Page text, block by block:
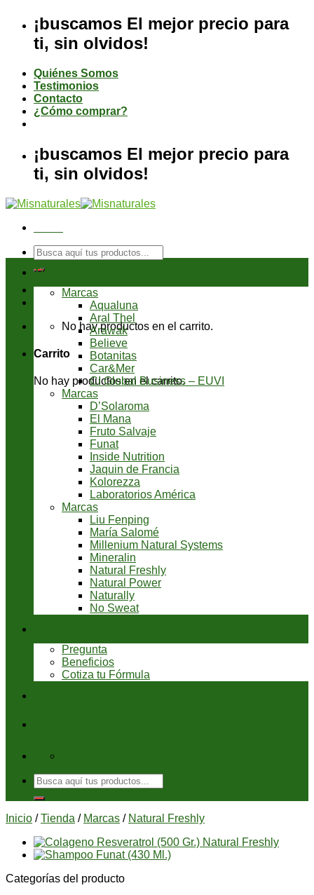
contenido
¡buscamos El mejor precio para
ti, sin olvidos!
Quiénes Somos
Testimonios
Contacto
¿Cómo comprar?
¡buscamos El mejor precio para
ti, sin olvidos!
Buscar
por:
No hay productos en el carrito.
Carrito
No hay productos en el carrito.
Tienda
Marcas
Aqualuna
Aral Thel
Arawak
Believe
Botanitas
Car&Mer
CI Global Business – EUVI
Marcas
D’Solaroma
El Mana
Fruto Salvaje
Funat
Inside Nutrition
Jaquin de Francia
Kolorezza
Laboratorios América
Marcas
Liu Fenping
María Salomé
Millenium Natural Systems
Mineralin
Natural Freshly
Natural Power
Naturally
No Sweat
Pregunta
Beneficios
Cotiza tu Fórmula
Buscar
por:
Inicio / Tienda / Marcas / Natural Freshly
Categorías del producto